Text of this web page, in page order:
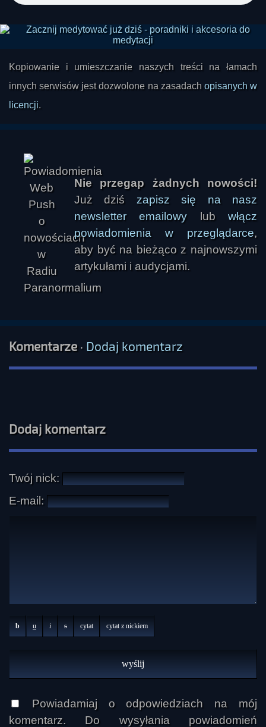
Kopiowanie i umieszczanie naszych treści na łamach
innych serwisów jest dozwolone na zasadach opisanych w
licencji.
Nie przegap żadnych nowości!
Już dziś zapisz się na nasz
newsletter emailowy lubwłącz
powiadomienia w przeglądarce,
aby być na bieżąco z najnowszymi
artykułami i audycjami.
Komentarze· Dodaj komentarz
Dodaj komentarz
Twój nick:
E-mail:
b u i s cytat cytat z nickiem
Powiadamiaj o odpowiedziach na mój
komentarz. Do wysyłania powiadomień